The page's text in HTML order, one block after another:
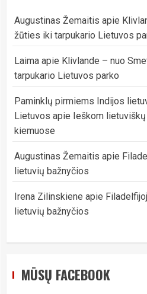
Augustinas Žemaitis apie
žūties iki tarpukario Lietuvos
Laima apie Klivlande – nuo
tarpukario Lietuvos parko
Paminklų pirmiems Indijos
Lietuvos apie Ieškom
kiemuose
Augustinas Žemaitis apie
lietuvių bažnyčios
Irena Zilinskiene apie
lietuvių bažnyčios
MŪSŲ FACEBOOK